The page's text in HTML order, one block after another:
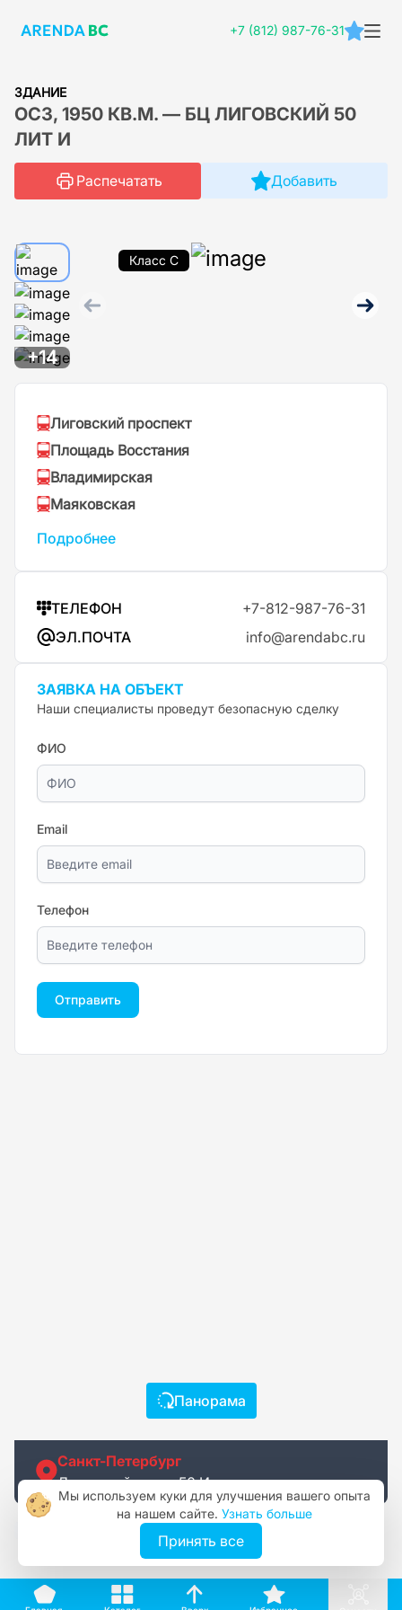
+7 (812) 987-76-31
ЗДАНИЕ
ОСЗ, 1950 КВ.М. — БЦ ЛИГОВСКИЙ 50
ЛИТ И
Распечатать Добавить
Класс C
+14
Лиговский проспект
Площадь Восстания
Владимирская
Маяковская
Подробнее
Панорама
Санкт-Петербург
Лиговский пр-кт, 50 И
ТЕЛЕФОН
+7-812-987-76-31
ЭЛ.ПОЧТА
info@arendabc.ru
ЗАЯВКА НА ОБЪЕКТ
Наши специалисты проведут безопасную сделку
ФИО
Email
Телефон
Отправить
Мы используем куки для улучшения вашего опыта
на нашем сайте. Узнать больше
Принять все